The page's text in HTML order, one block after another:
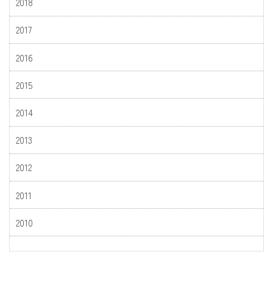
2017
2016
2015
2014
2013
2012
2011
2010